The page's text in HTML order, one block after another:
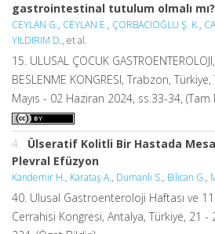
gastrointestinal tutulum olmalı mı?
CEYLAN G., CEYLAN E., ÇORBACIOĞLU Ş. K.,
YILDIRIM D., et al.
15. ULUSAL ÇOCUK
BESLENME KONGRESI, Trabzon,
Mayıs - 02 Haziran 2024, ss.33-34,
4. Ülseratif Kolitli Bir Hastada
Plevral Efüzyon
Kandemir H., Karataş A., Dumanlı S., Bilican G.,
40. Ulusal Gastroenteroloji Haftası ve
Cerrahisi Kongresi, Antalya, Türkiye, 21 -